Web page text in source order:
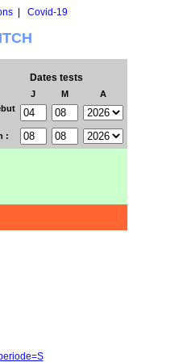
| Covid-19
Dates tests
J M
A
: